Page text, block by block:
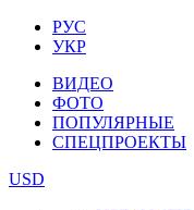
РУС
УКР
ВИДЕО
ФОТО
ПОПУЛЯРНЫЕ
СПЕЦПРОЕКТЫ
USD